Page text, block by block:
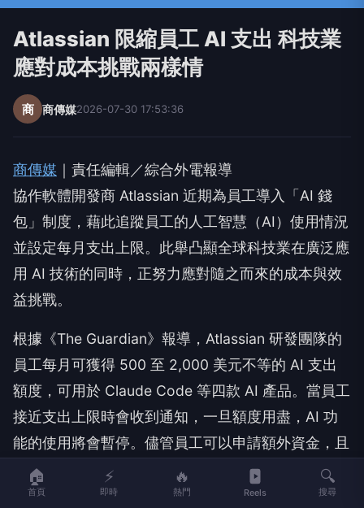
Atlassian 限縮員工 AI 支出 科技業
應對成本挑戰兩樣情
商 商傳媒2026-07-30 17:53:36
商傳媒 ｜責任編輯／綜合外電報導
協作軟體開發商 Atlassian 近期為員工導入「AI 錢
包」制度，藉此追蹤員工的人工智慧（AI）使用情況
並設定每月支出上限。此舉凸顯全球科技業在廣泛應
用 AI 技術的同時，正努力應對隨之而來的成本與效
益挑戰。
根據《The Guardian》報導，Atlassian 研發團隊的
員工每月可獲得 500 至 2,000 美元不等的 AI 支出
額度，可用於 Claude Code 等四款 AI 產品。當員工
接近支出上限時會收到通知，一旦額度用盡，AI 功
能的使用將會暫停。儘管員工可以申請額外資金，且
Atlassian 發言人表示目前尚未拒絕任何申請，公司
仍將預算設定視為根據不同團隊運作模式的職責分
🏠
首頁
⚡
即時
🔥
熱門 Reels
🔍
搜尋